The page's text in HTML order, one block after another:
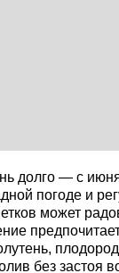
долго — с
погоде и
может
без застоя